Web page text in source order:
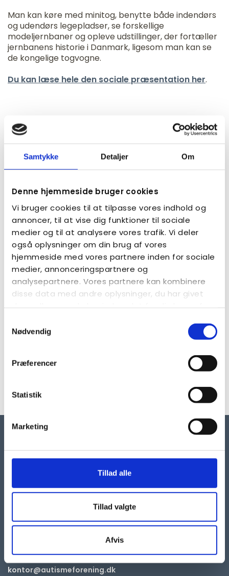
Samtykke Detaljer Om
Denne hjemmeside bruger cookies
Vi bruger cookies til at tilpasse vores indhold og
annoncer, til at vise dig funktioner til sociale
medier og til at analysere vores trafik. Vi deler
også oplysninger om din brug af vores
hjemmeside med vores partnere inden for sociale
medier, annonceringspartnere og
analysepartnere. Vores partnere kan kombinere
disse data med andre oplysninger, du har givet
dem, eller som de har indsamlet fra din brug af
Nødvendig
Præferencer
Statistik
Marketing
Tillad alle
Tillad valgte
Afvis
Man kan køre med minitog, benytte både indendørs
og udendørs legepladser, se forskellige
modeljernbaner og opleve udstillinger, der fortæller
jernbanens historie i Danmark, ligesom man kan se
de kongelige togvogne.
Du kan læse hele den sociale præsentation her.
Aktuelt i 2024
Læs alle artikler fra Autismeforeningen fra 2024
2630 Taastrup
kontor@autismeforening.dk